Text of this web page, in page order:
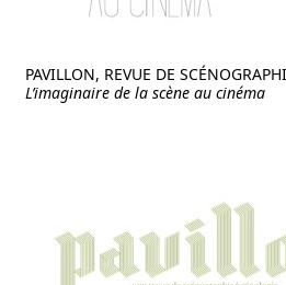
PAVILLON, REVUE DE
L’imaginaire de la scène au cinéma